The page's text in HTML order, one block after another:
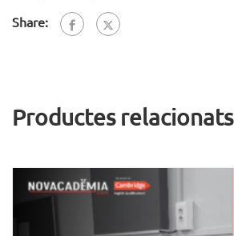
Share:
Productes relacionats